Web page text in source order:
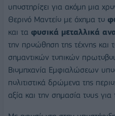
υποστηρίζει για ακόμη μια
Θερινό Μαντείο με όχημα το
και τα φυσικά μεταλλικά
την προώθηση της τέχνης και
σημαντικών τοπικών
Βιομηχανία Εμφιαλώσεων
πολιτιστικά δρώμενα της
αξία και την σημασία τους